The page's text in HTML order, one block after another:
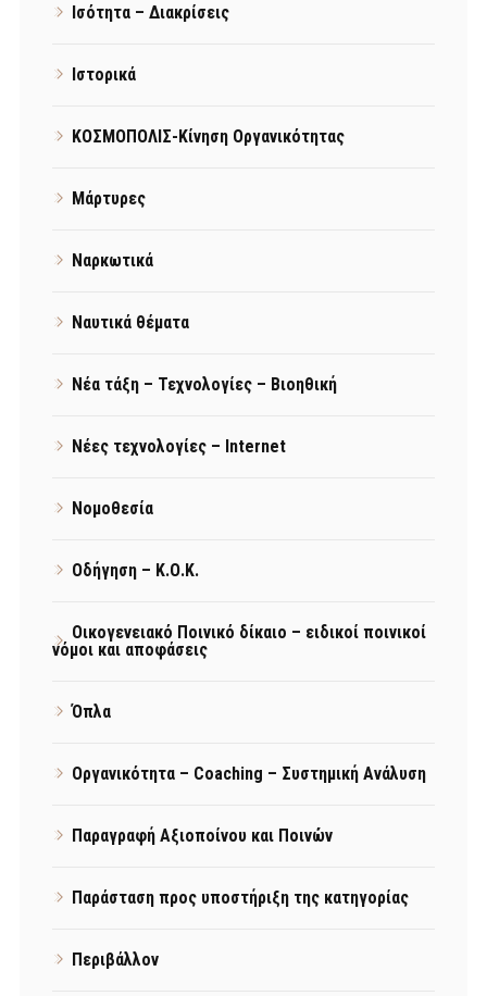
Ισότητα – Διακρίσεις
Ιστορικά
ΚΟΣΜΟΠΟΛΙΣ-Κίνηση Οργανικότητας
Μάρτυρες
Ναρκωτικά
Ναυτικά θέματα
Νέα τάξη – Τεχνολογίες – Βιοηθική
Νέες τεχνολογίες – Internet
Νομοθεσία
Οδήγηση – Κ.Ο.Κ.
Οικογενειακό Ποινικό δίκαιο – ειδικοί ποινικοί
νόμοι και αποφάσεις
Όπλα
Οργανικότητα – Coaching – Συστημική Ανάλυση
Παραγραφή Αξιοποίνου και Ποινών
Παράσταση προς υποστήριξη της κατηγορίας
Περιβάλλον